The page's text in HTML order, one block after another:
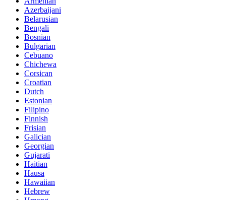
Azerbaijani
Belarusian
Bengali
Bosnian
Bulgarian
Cebuano
Chichewa
Corsican
Croatian
Dutch
Estonian
Filipino
Finnish
Frisian
Galician
Georgian
Gujarati
Haitian
Hausa
Hawaiian
Hebrew